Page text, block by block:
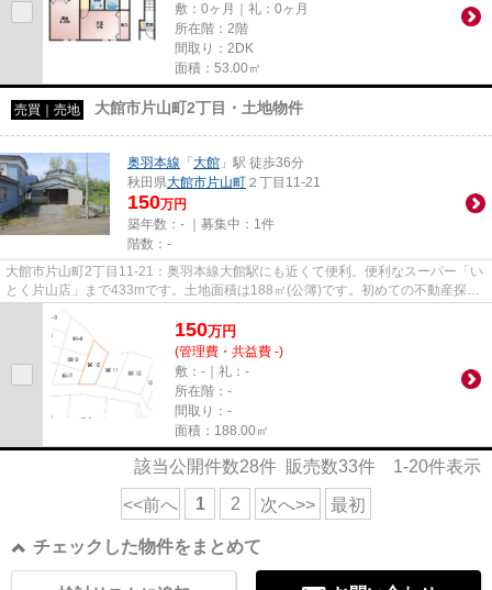
敷：0ヶ月｜礼：0ヶ月
所在階：2階
間取り：2DK
面積：53.00㎡
売買｜売地 大館市片山町2丁目・土地物件
奥羽本線 「 大館 」駅 徒歩36分
秋田県大館市片山町 ２丁目11-21
150万円
築年数：- ｜募集中： 1件
階数：-
大館市片山町2丁目11-21：奥羽本線大館駅にも近くて便利。便利なスーパー「い
とく片山店」まで433mです。土地面積は188㎡(公簿)です。初めての不動産探
150万円
(管理費・共益費 -)
敷：-｜礼：-
所在階：-
間取り：-
面積：188.00㎡
該当公開件数28件 販売数33件 1-20件表示
<<前へ 1 2 次へ>> 最初
チェックした物件をまとめて